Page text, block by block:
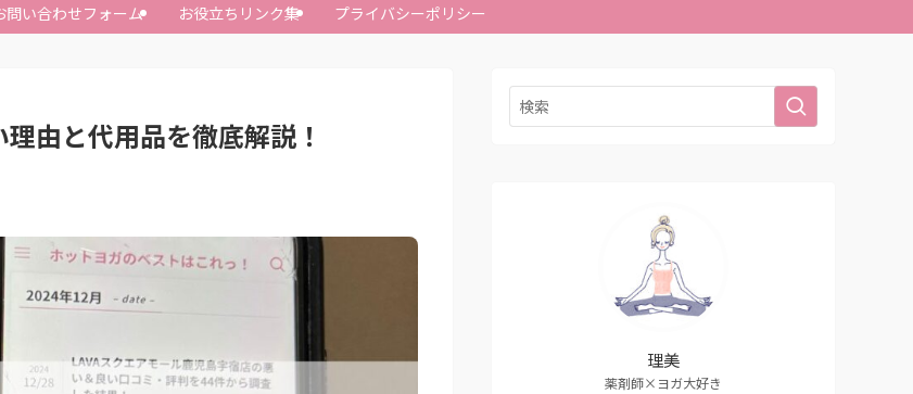
問い合わせフォーム お役立ちリンク集 プライバシーポリシー
由と代用品を徹底解説！
理美
薬剤師×ヨガ大好き